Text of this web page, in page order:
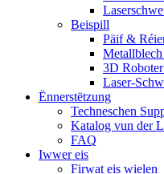
Beispill
Päif &
3D
Laser-
Ënnerstëtzung
Techneschen
Katalog vun der
FAQ
Iwwer eis
Firwat eis wielen